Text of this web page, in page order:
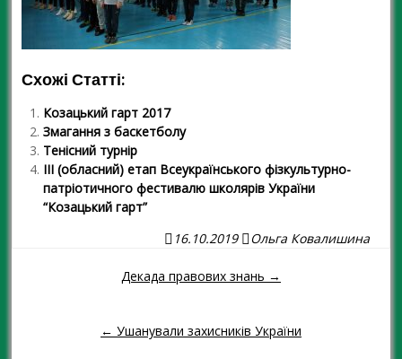
Схожі Статті:
Козацький гарт 2017
Змагання з баскетболу
Тенісний турнір
ІІІ (обласний) етап Всеукраїнського фізкультурно-
патріотичного фестивалю школярів України
“Козацький гарт”
16.10.2019
Ольга Ковалишина
Навігація повідомленням
Декада правових знань →
← Ушанували захисників України